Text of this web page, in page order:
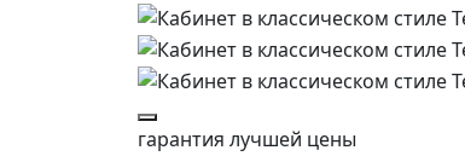
гарантия лучшей цены